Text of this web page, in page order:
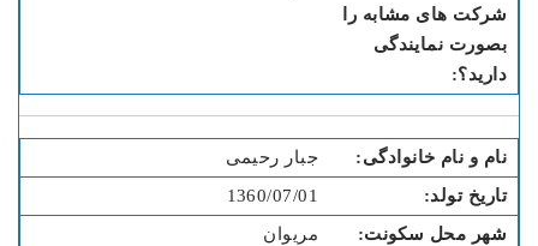
جبار رحیمی
1360/07/01
مریوان